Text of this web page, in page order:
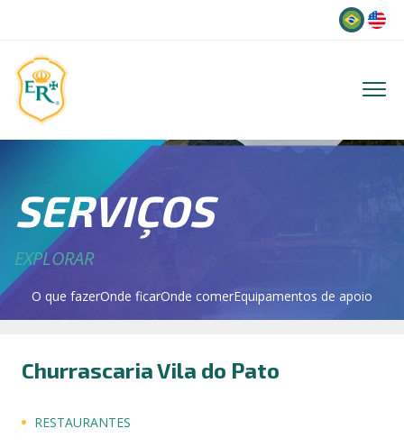
SERVIÇOS
EXPLORAR
O que fazerOnde ficarOnde comerEquipamentos de apoio
Churrascaria Vila do Pato
RESTAURANTES